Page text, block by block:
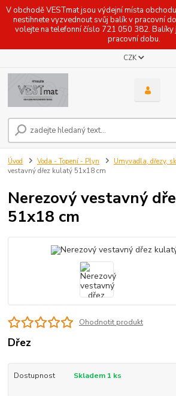
V obchodě VESTmat jsou výdejní místa
nestihnete vyzvednout svůj balík v pracovní
volejte na telefonní číslo 721 050 382. Balíky
pracovní dobu.
CZK
Úvod Voda - Topení - Plyn Umyvadla, dřezy,
vestavný dřez kulatý 51x18 cm
Nerezový vestavný
51x18 cm
Ohodnotit produkt
Dřez
Dostupnost Skladem 1 ks